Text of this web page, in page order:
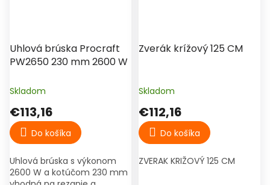
Uhlová brúska Procraft
PW2650 230 mm 2600 W
Skladom
€113,16
Do košíka
Uhlová brúska s výkonom
2600 W a kotúčom 230 mm
Zverák krížový 125 CM
Skladom
€112,16
Do košíka
ZVERAK KRIŽOVÝ 125 CM